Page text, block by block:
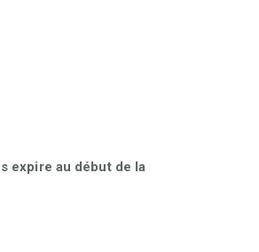
expire au début de la